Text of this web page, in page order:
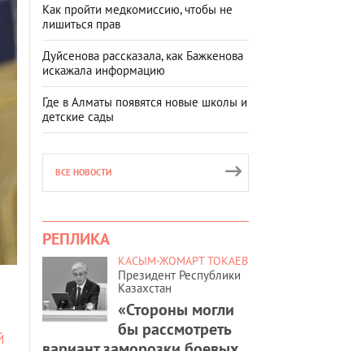
Как пройти медкомиссию, чтобы не
лишиться прав
Дуйсенова рассказала, как Бажкенова
искажала информацию
Где в Алматы появятся новые школы и
детские сады
ВСЕ НОВОСТИ
РЕПЛИКА
КАСЫМ-ЖОМАРТ ТОКАЕВ
Президент Республики
Казахстан
«Стороны могли
бы рассмотреть